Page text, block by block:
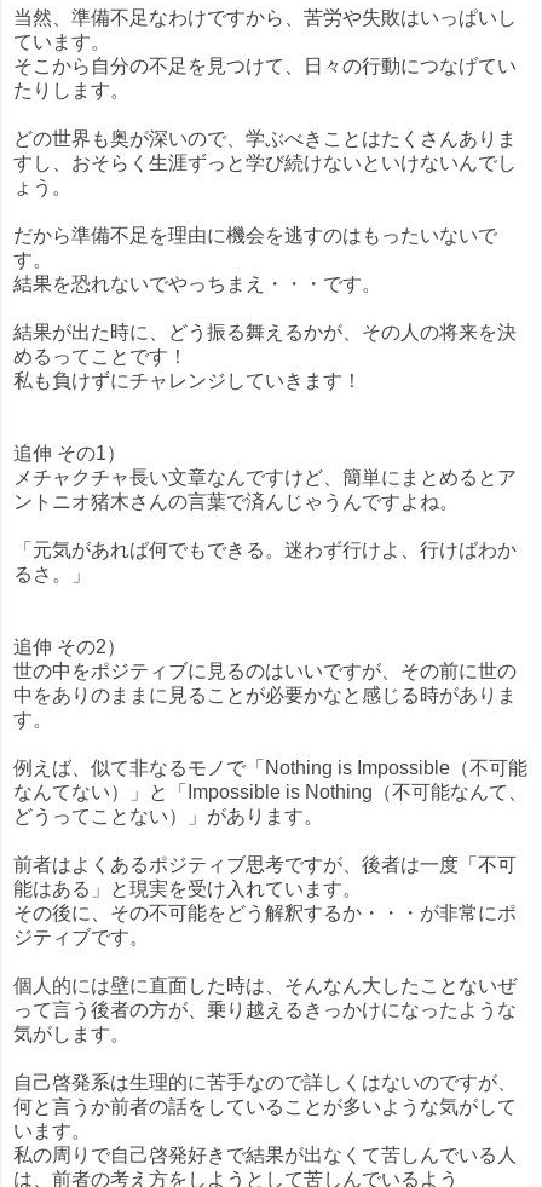
当然、準備不足なわけですから、苦労や失敗はいっぱいし
ています。
そこから自分の不足を見つけて、日々の行動につなげてい
たりします。
どの世界も奥が深いので、学ぶべきことはたくさんありま
すし、おそらく生涯ずっと学び続けないといけないんでし
ょう。
だから準備不足を理由に機会を逃すのはもったいないで
す。
結果を恐れないでやっちまえ・・・です。
結果が出た時に、どう振る舞えるかが、その人の将来を決
めるってことです！
私も負けずにチャレンジしていきます！
追伸 その1）
メチャクチャ長い文章なんですけど、簡単にまとめるとア
ントニオ猪木さんの言葉で済んじゃうんですよね。
「元気があれば何でもできる。迷わず行けよ、行けばわか
るさ。」
追伸 その2）
世の中をポジティブに見るのはいいですが、その前に世の
中をありのままに見ることが必要かなと感じる時がありま
す。
例えば、似て非なるモノで「Nothing is Impossible（不可能
なんてない）」と「Impossible is Nothing（不可能なんて、
どうってことない）」があります。
前者はよくあるポジティブ思考ですが、後者は一度「不可
能はある」と現実を受け入れています。
その後に、その不可能をどう解釈するか・・・が非常にポ
ジティブです。
個人的には壁に直面した時は、そんなん大したことないぜ
って言う後者の方が、乗り越えるきっかけになったような
気がします。
自己啓発系は生理的に苦手なので詳しくはないのですが、
何と言うか前者の話をしていることが多いような気がして
います。
私の周りで自己啓発好きで結果が出なくて苦しんでいる人
は、前者の考え方をしようとして苦しんでいるよう